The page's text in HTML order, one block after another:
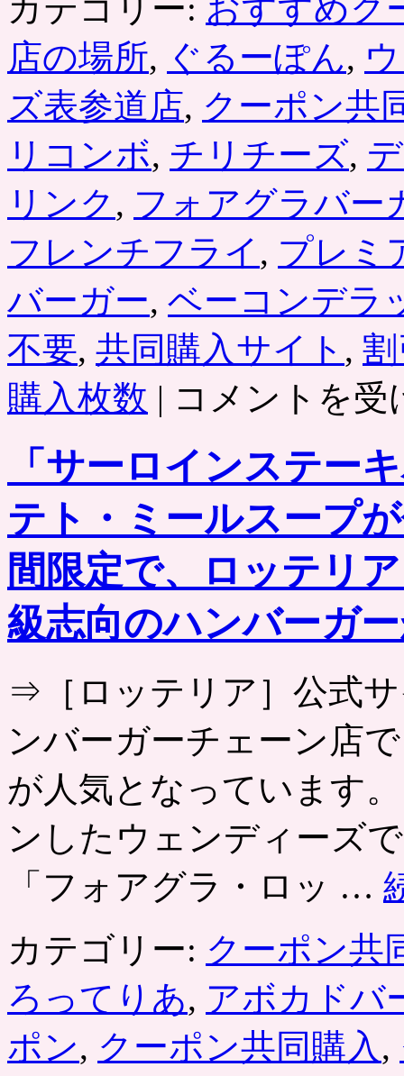
カテゴリー: おすすめク
店の場所, ぐるーぽん,
ズ表参道店, クーポン共
リコンボ, チリチーズ,
リンク , フォアグラバー
フレンチフライ , プレミ
バーガー, ベーコンデラ
不要, 共同購入サイト ,
購入枚数 |
ィ
表
参
日
再
上
1
で
る
引
ク
ー
ポ
登
場。
ベ
ー
ン
デ
コメントを受
「サーロインステー
テト・ミールスープ
間限定で、ロッテリ
級志向のハンバーガ
⇒［ロッテリア］公式
ンバーガーチェーン店
が人気となっています
ンしたウェンディーズ
「フォアグラ・ロッ …
カテゴリー: クーポン共
ろってりあ, アボカドバ
ポン, クーポン共同購入 ,